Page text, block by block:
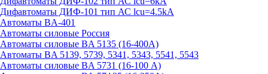
Дифавтоматы ДИФ-101 тип АС lcu=4.5kA
Автоматы BA-401
Автоматы силовые Россия
Автоматы силовые BA 5135 (16-400А)
Автоматы BA 5139, 5739, 5341, 5343, 5541, 5543
Автоматы силовые BA 5731 (16-100 А)